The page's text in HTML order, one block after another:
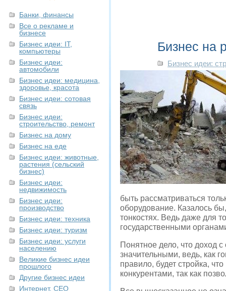
Банки, финансы
Все о рекламе и
бизнесе
Бизнес идеи: IT,
компьютеры
Бизнес идеи:
автомобили
Бизнес идеи: медицина,
здоровье, красота
Бизнес идеи: сотовая
связь
Бизнес идеи:
строительство, ремонт
Бизнес на дому
Бизнес на еде
Бизнес идеи: животные,
растения (сельский
бизнес)
Бизнес идеи:
недвижимость
Бизнес идеи:
производство
Бизнес идеи: техника
Бизнес идеи: туризм
Бизнес идеи: услуги
населению
Великие бизнес идеи
прошлого
Другие бизнес идеи
Интернет, СЕО
Бизнес на
Бизнес идеи:
быть рассматриваться
оборудование. Казалось
тонкостях. Ведь даже для
государственными
Понятное дело, что доход
значительными, ведь, как
правило, будет стройка,
конкурентами, так как